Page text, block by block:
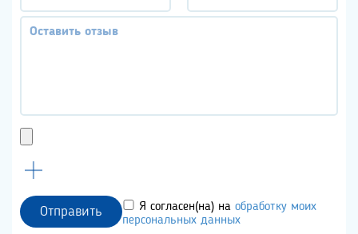
Отправить Я согласен(на) на обработку моих
персональных данных